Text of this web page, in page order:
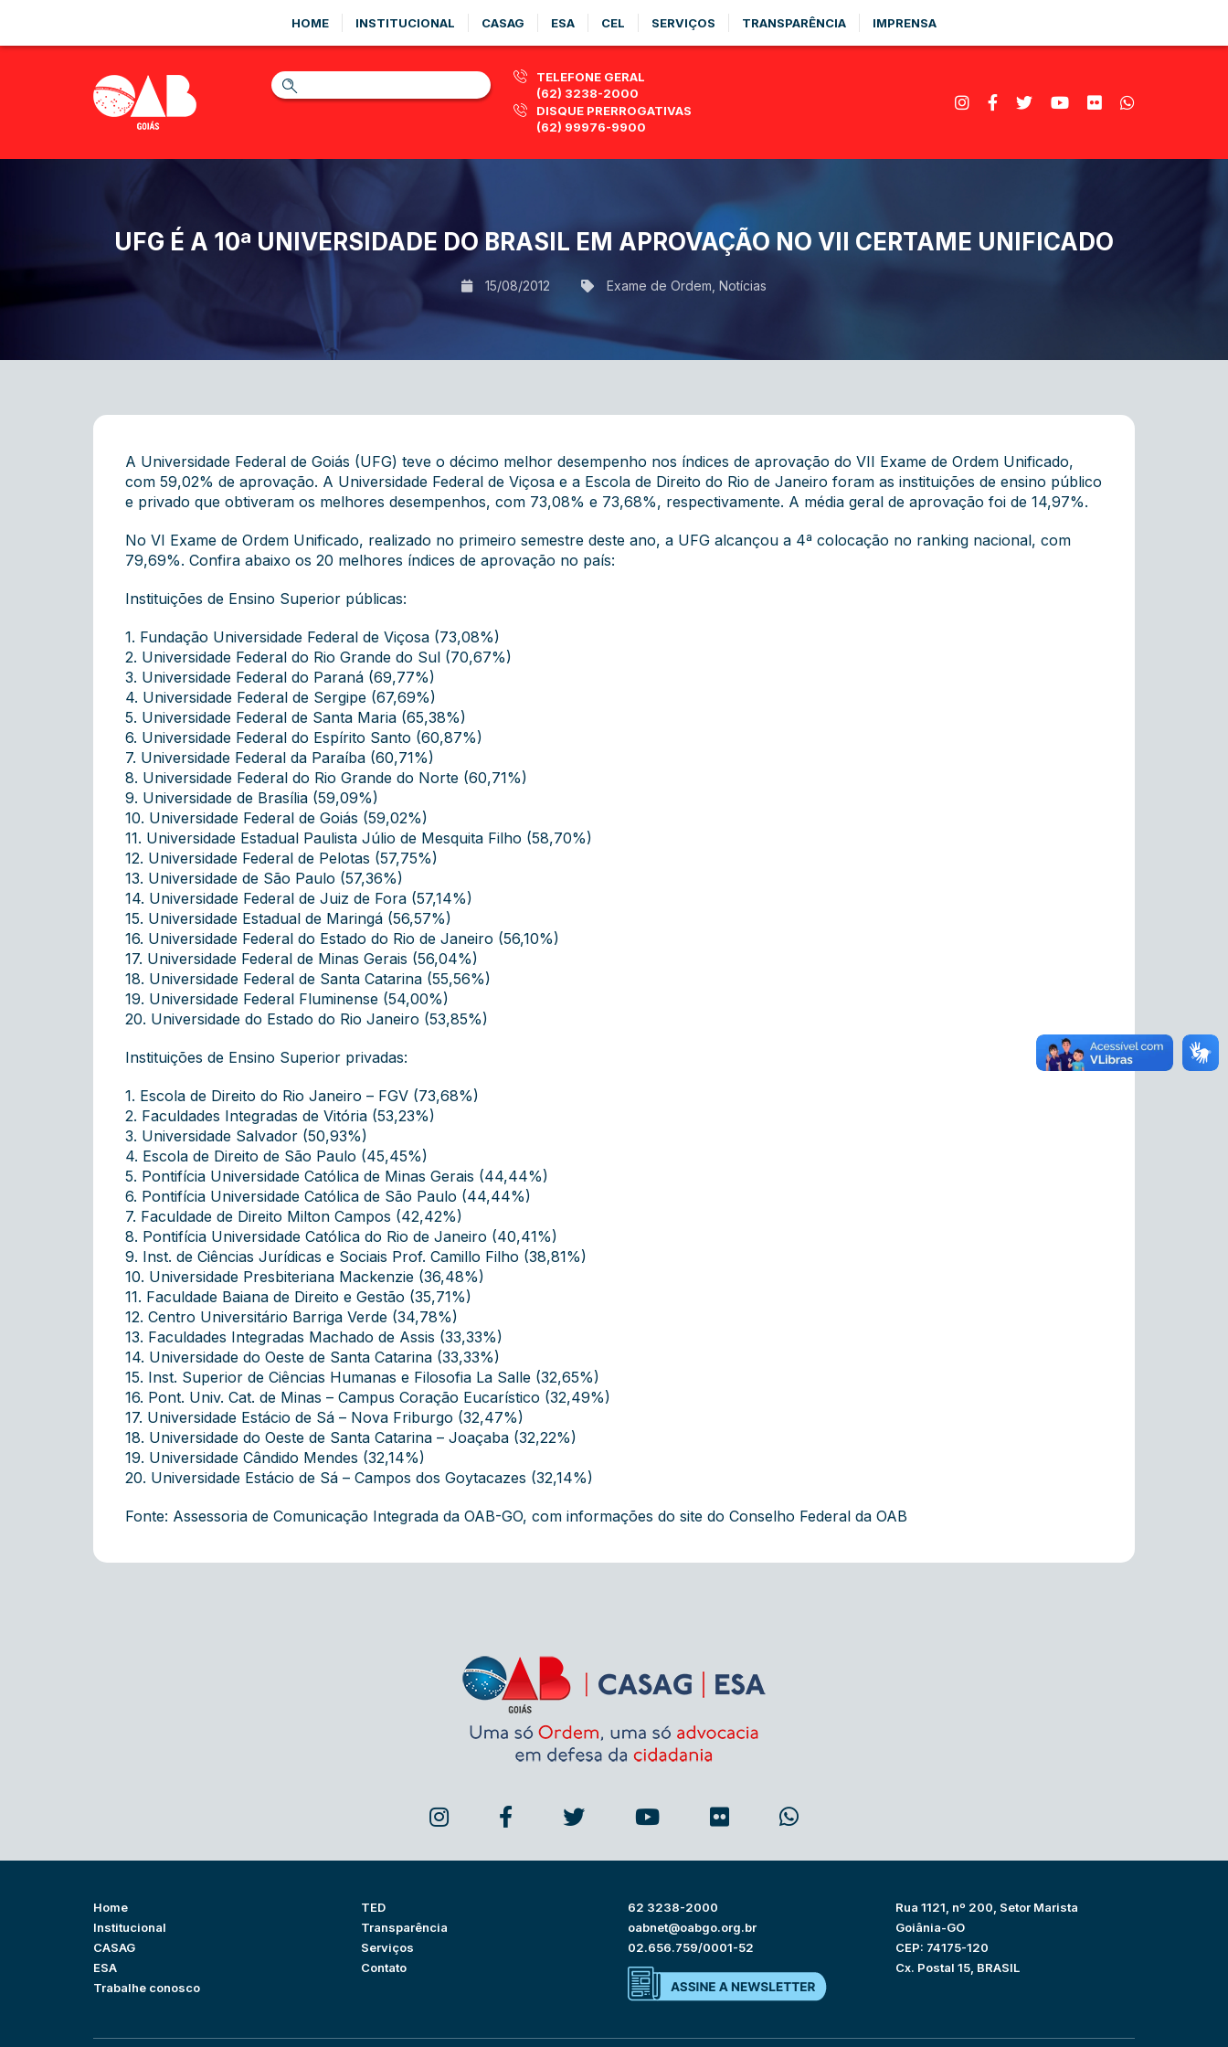
HOME INSTITUCIONAL CASAG ESA CEL SERVIÇOS TRANSPARÊNCIA IMPRENSA
TELEFONE GERAL
(62) 3238-2000
DISQUE PRERROGATIVAS
(62) 99976-9900
UFG É A 10ª UNIVERSIDADE DO BRASIL EM APROVAÇÃO NO VII CERTAME UNIFICADO
15/08/2012 Exame de Ordem Notícias
A Universidade Federal de Goiás (UFG) teve o décimo melhor desempenho nos índices de aprovação do VII Exame de Ordem Unificado,
com 59,02% de aprovação. A Universidade Federal de Viçosa e a Escola de Direito do Rio de Janeiro foram as instituições de ensino público
e privado que obtiveram os melhores desempenhos, com 73,08% e 73,68%, respectivamente. A média geral de aprovação foi de 14,97%.
No VI Exame de Ordem Unificado, realizado no primeiro semestre deste ano, a UFG alcançou a 4ª colocação no ranking nacional, com
79,69%. Confira abaixo os 20 melhores índices de aprovação no país:
Instituições de Ensino Superior públicas:
1. Fundação Universidade Federal de Viçosa (73,08%)
2. Universidade Federal do Rio Grande do Sul (70,67%)
3. Universidade Federal do Paraná (69,77%)
4. Universidade Federal de Sergipe (67,69%)
5. Universidade Federal de Santa Maria (65,38%)
6. Universidade Federal do Espírito Santo (60,87%)
7. Universidade Federal da Paraíba (60,71%)
8. Universidade Federal do Rio Grande do Norte (60,71%)
9. Universidade de Brasília (59,09%)
10. Universidade Federal de Goiás (59,02%)
11. Universidade Estadual Paulista Júlio de Mesquita Filho (58,70%)
12. Universidade Federal de Pelotas (57,75%)
13. Universidade de São Paulo (57,36%)
14. Universidade Federal de Juiz de Fora (57,14%)
15. Universidade Estadual de Maringá (56,57%)
16. Universidade Federal do Estado do Rio de Janeiro (56,10%)
17. Universidade Federal de Minas Gerais (56,04%)
18. Universidade Federal de Santa Catarina (55,56%)
19. Universidade Federal Fluminense (54,00%)
20. Universidade do Estado do Rio Janeiro (53,85%)
Instituições de Ensino Superior privadas:
1. Escola de Direito do Rio Janeiro – FGV (73,68%)
2. Faculdades Integradas de Vitória (53,23%)
3. Universidade Salvador (50,93%)
4. Escola de Direito de São Paulo (45,45%)
5. Pontifícia Universidade Católica de Minas Gerais (44,44%)
6. Pontifícia Universidade Católica de São Paulo (44,44%)
7. Faculdade de Direito Milton Campos (42,42%)
8. Pontifícia Universidade Católica do Rio de Janeiro (40,41%)
9. Inst. de Ciências Jurídicas e Sociais Prof. Camillo Filho (38,81%)
10. Universidade Presbiteriana Mackenzie (36,48%)
11. Faculdade Baiana de Direito e Gestão (35,71%)
12. Centro Universitário Barriga Verde (34,78%)
13. Faculdades Integradas Machado de Assis (33,33%)
14. Universidade do Oeste de Santa Catarina (33,33%)
15. Inst. Superior de Ciências Humanas e Filosofia La Salle (32,65%)
16. Pont. Univ. Cat. de Minas – Campus Coração Eucarístico (32,49%)
17. Universidade Estácio de Sá – Nova Friburgo (32,47%)
18. Universidade do Oeste de Santa Catarina – Joaçaba (32,22%)
19. Universidade Cândido Mendes (32,14%)
20. Universidade Estácio de Sá – Campos dos Goytacazes (32,14%)
Fonte: Assessoria de Comunicação Integrada da OAB-GO, com informações do site do Conselho Federal da OAB
Home
Institucional
CASAG
ESA
Trabalhe conosco
TED
Transparência
Serviços
Contato
62 3238-2000
oabnet@oabgo.org.br
02.656.759/0001-52
Rua 1121, nº 200, Setor Marista
Goiânia-GO
CEP: 74175-120
Cx. Postal 15, BRASIL